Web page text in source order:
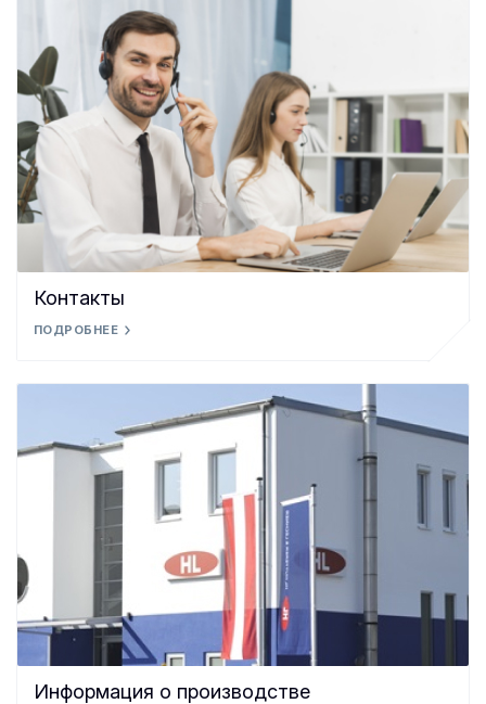
Контакты
ПОДРОБНЕЕ
Информация о производстве